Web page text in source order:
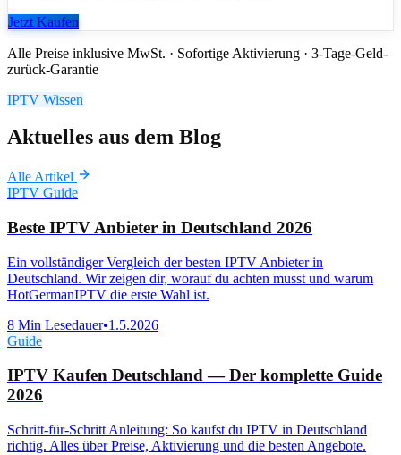
Jetzt Kaufen
Alle Preise inklusive MwSt. · Sofortige Aktivierung · 3-Tage-Geld-
zurück-Garantie
IPTV Wissen
Aktuelles aus dem Blog
Alle Artikel
IPTV Guide
Beste IPTV Anbieter in Deutschland 2026
Ein vollständiger Vergleich der besten IPTV Anbieter in
Deutschland. Wir zeigen dir, worauf du achten musst und warum
HotGermanIPTV die erste Wahl ist.
8 Min Lesedauer•1.5.2026
Guide
IPTV Kaufen Deutschland — Der komplette Guide
2026
Schritt-für-Schritt Anleitung: So kaufst du IPTV in Deutschland
richtig. Alles über Preise, Aktivierung und die besten Angebote.